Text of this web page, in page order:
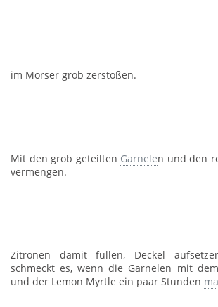
im Mörser grob zerstoßen.
Mit den grob geteilten Garnelen und den
vermengen.
Zitronen damit füllen, Deckel
schmeckt es, wenn die Garnelen mit
und der Lemon Myrtle ein paar Stunden